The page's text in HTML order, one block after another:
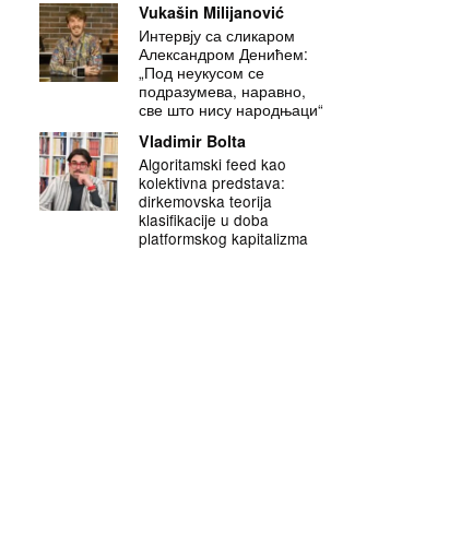
Vukašin Milijanović
Интервју са сликаром
Александром Денићем:
„Под неукусом се
подразумева, наравно,
све што нису народњаци“
Vladimir Bolta
Algoritamski feed kao
kolektivna predstava:
dirkemovska teorija
klasifikacije u doba
platformskog kapitalizma